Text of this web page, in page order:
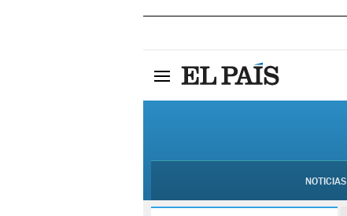
NOTICIAS